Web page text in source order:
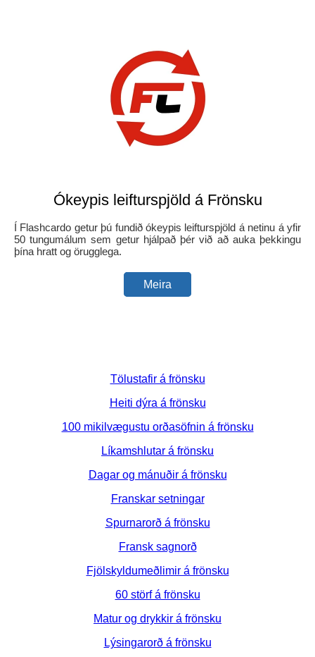
Ókeypis leifturspjöld á Frönsku
Í Flashcardo getur þú fundið ókeypis leifturspjöld á netinu á yfir
50 tungumálum sem getur hjálpað þér við að auka þekkingu
þína hratt og örugglega.
Meira
Tölustafir á frönsku
Heiti dýra á frönsku
100 mikilvægustu orðasöfnin á frönsku
Líkamshlutar á frönsku
Dagar og mánuðir á frönsku
Franskar setningar
Spurnarorð á frönsku
Fransk sagnorð
Fjölskyldumeðlimir á frönsku
60 störf á frönsku
Matur og drykkir á frönsku
Lýsingarorð á frönsku